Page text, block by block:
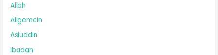
Allah
Allgemein
Asluddin
Ibadah